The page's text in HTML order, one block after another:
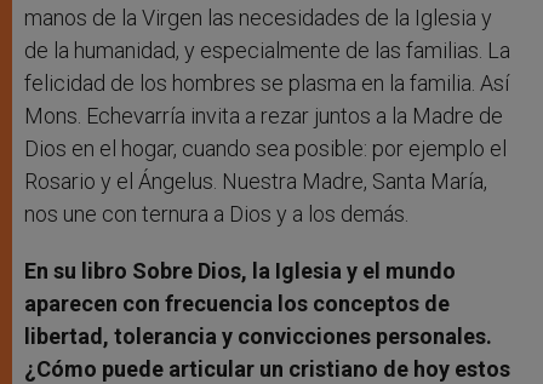
manos de la Virgen las necesidades de la Iglesia y
de la humanidad, y especialmente de las familias. La
felicidad de los hombres se plasma en la familia. Así
Mons. Echevarría invita a rezar juntos a la Madre de
Dios en el hogar, cuando sea posible: por ejemplo el
Rosario y el Ángelus. Nuestra Madre, Santa María,
nos une con ternura a Dios y a los demás.
En su libro Sobre Dios, la Iglesia y el mundo
aparecen con frecuencia los conceptos de
libertad, tolerancia y convicciones personales.
¿Cómo puede articular un cristiano de hoy estos